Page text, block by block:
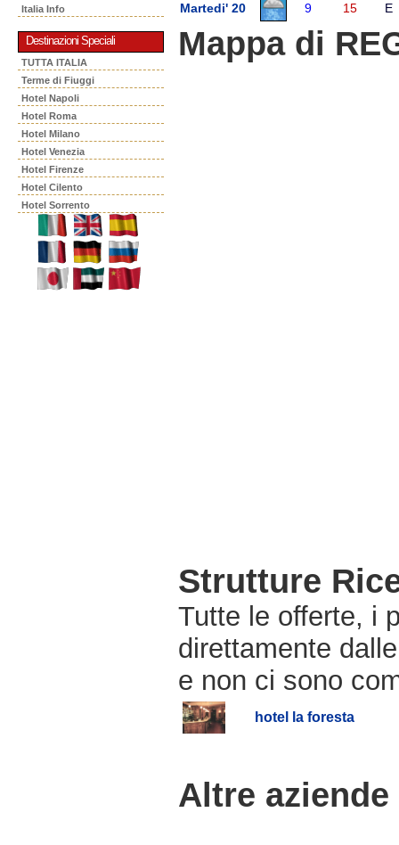
Italia Info
Destinazioni Speciali
TUTTA ITALIA
Terme di Fiuggi
Hotel Napoli
Hotel Roma
Hotel Milano
Hotel Venezia
Hotel Firenze
Hotel Cilento
Hotel Sorrento
Martedi' 20
9 15 E
Mappa di
Strutture
Tutte le offerte, i
direttamente
e non ci sono
hotel la foresta
Altre